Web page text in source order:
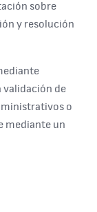
sobre
y resolución
validación de
o
mediante un